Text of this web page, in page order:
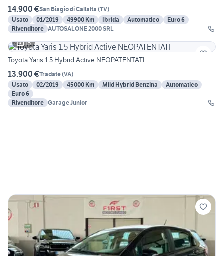
14.900 €San Biagio di Callalta (TV)
Usato
01/2019 49900 Km Ibrida Automatico
Euro 6
Rivenditore AUTOSALONE 2000 SRL
15
Toyota Yaris 1.5 Hybrid Active NEOPATENTATI
13.900 €Tradate(VA)
Usato
02/2019 45000 Km Mild Hybrid Benzina
Automatico
Euro 6
Rivenditore Garage Junior